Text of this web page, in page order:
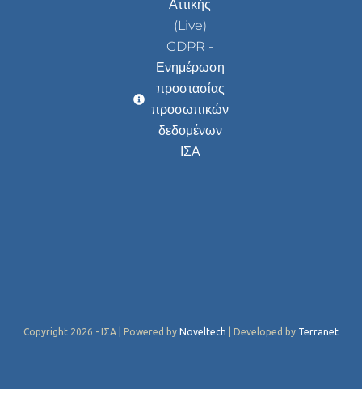
Αττικής
(Live)
GDPR -
Ενημέρωση
προστασίας
προσωπικών
δεδομένων
ΙΣΑ
Copyright 2026 - ΙΣΑ | Powered by Noveltech | Developed by Terranet